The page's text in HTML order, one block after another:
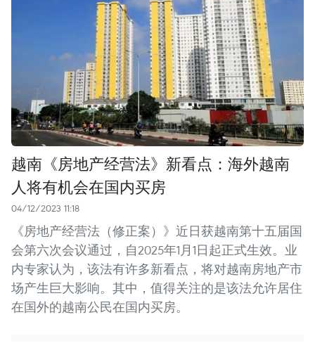
越南《房地产经营法》新看点：海外越南
人将有机会在国内买房
04/12/2023 11:18
《房地产经营法（修正案）》近日获越南第十五届国
会第六次会议通过，自2025年1月1日起正式生效。业
内专家认为，该法有许多新看点，将对越南房地产市
场产生巨大影响。其中，值得关注的是该法允许居住
在国外的越南公民在国内买房。